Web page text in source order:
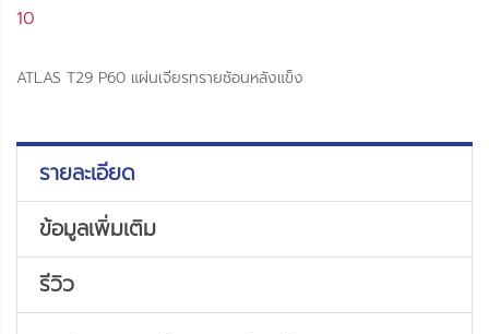
10
ATLAS T29 P60 แผ่นเจียรทรายซ้อนหลังแข็ง
รายละเอียด
ข้อมูลเพิ่มเติม
รีวิว